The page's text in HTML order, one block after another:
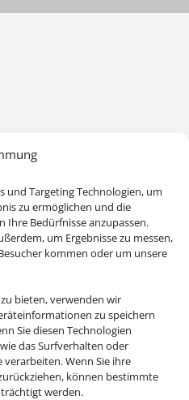
und Targeting Technologien, um
zu ermöglichen und die
Ihre Bedürfnisse anzupassen.
um Ergebnisse zu messen,
kommen oder um unsere
bieten, verwenden wir
zu speichern
Sie diesen Technologien
das Surfverhalten oder
Wenn Sie ihre
können bestimmte
werden.